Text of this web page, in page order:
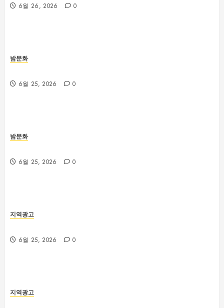
6월 26, 2026 0
밤문화
6월 25, 2026 0
밤문화
6월 25, 2026 0
지역광고
6월 25, 2026 0
지역광고